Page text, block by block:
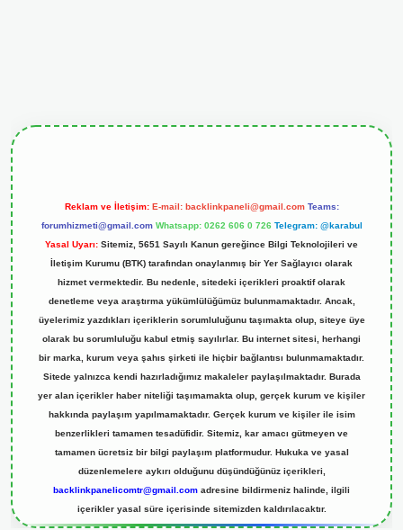
Reklam ve İletişim: E-mail: backlinkpaneli@gmail.com Teams:
forumhizmeti@gmail.com Whatsapp: 0262 606 0 726 Telegram: @karabul
Yasal Uyarı: Sitemiz, 5651 Sayılı Kanun gereğince Bilgi Teknolojileri ve
İletişim Kurumu (BTK) tarafından onaylanmış bir Yer Sağlayıcı olarak
hizmet vermektedir. Bu nedenle, sitedeki içerikleri proaktif olarak
denetleme veya araştırma yükümlülüğümüz bulunmamaktadır. Ancak,
üyelerimiz yazdıkları içeriklerin sorumluluğunu taşımakta olup, siteye üye
olarak bu sorumluluğu kabul etmiş sayılırlar. Bu internet sitesi, herhangi
bir marka, kurum veya şahıs şirketi ile hiçbir bağlantısı bulunmamaktadır.
Sitede yalnızca kendi hazırladığımız makaleler paylaşılmaktadır. Burada
yer alan içerikler haber niteliği taşımamakta olup, gerçek kurum ve kişiler
hakkında paylaşım yapılmamaktadır. Gerçek kurum ve kişiler ile isim
benzerlikleri tamamen tesadüfidir. Sitemiz, kar amacı gütmeyen ve
tamamen ücretsiz bir bilgi paylaşım platformudur. Hukuka ve yasal
düzenlemelere aykırı olduğunu düşündüğünüz içerikleri,
backlinkpanelicomtr@gmail.com adresine bildirmeniz halinde, ilgili
içerikler yasal süre içerisinde sitemizden kaldırılacaktır.